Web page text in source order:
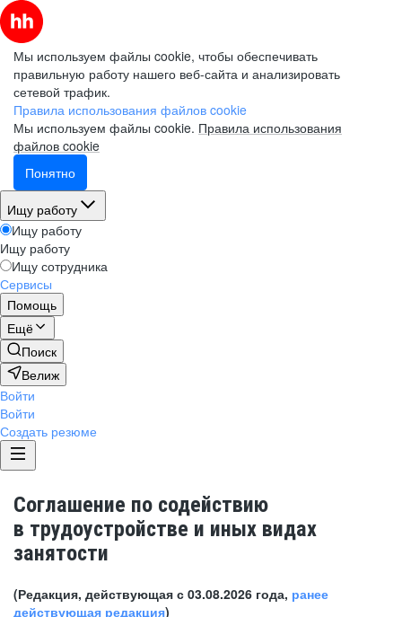
Мы используем файлы cookie, чтобы обеспечивать
правильную работу нашего веб-сайта и анализировать
сетевой трафик.
Правила использования файлов cookie
Мы используем файлы cookie. Правила использования
файлов cookie
Понятно
Ищу работу
Ищу работу
Ищу работу
Ищу сотрудника
Сервисы
Помощь
Ещё
Поиск
Велиж
Войти
Войти
Создать резюме
Соглашение по содействию
в трудоустройстве и иных видах
занятости
(Редакция, действующая с 03.08.2026 года, ранее
действующая редакция)